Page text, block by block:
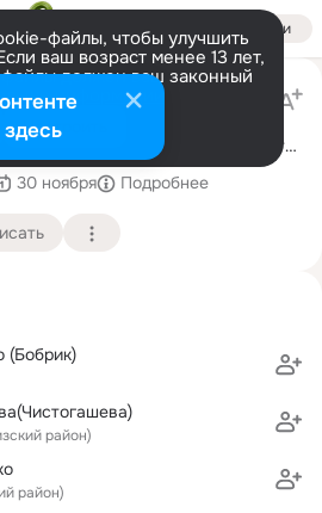
Войти
файлы, чтобы улучшить
ваш возраст менее 13 лет,
должен ваш законный
информации
Настроить
Коновалов
t.me/konovalov_khakasia19
регистрации в Роскомнадзоре от
№ 4972893693
30 ноября Подробнее
(Бобрик)
район)
район)